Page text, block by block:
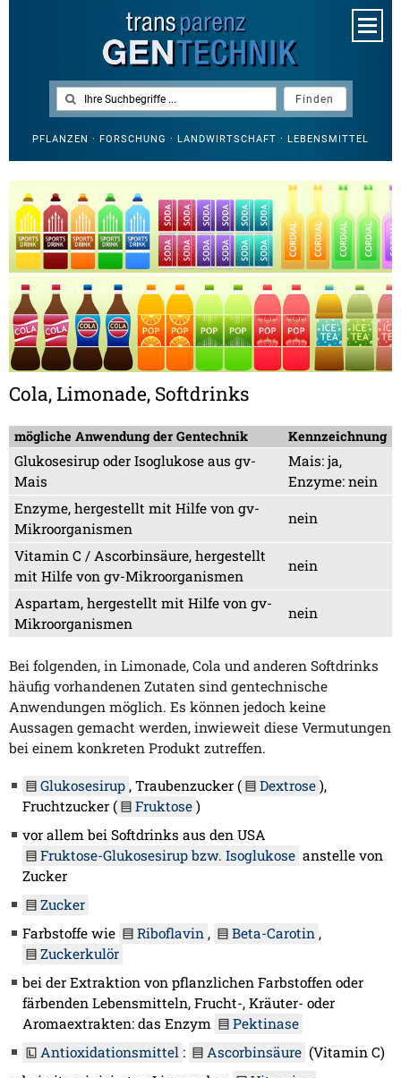
PFLANZEN · FORSCHUNG · LANDWIRTSCHAFT · LEBENSMITTEL
Cola, Limonade, Softdrinks
mögliche Anwendung der Gentechnik Kennzeichnung
Glukosesirup oder Isoglukose aus gv-
Mais
Mais: ja,
Enzyme: nein
Enzyme, hergestellt mit Hilfe von gv-
Mikroorganismen
nein
Vitamin C / Ascorbinsäure, hergestellt
mit Hilfe von gv-Mikroorganismen
nein
Aspartam, hergestellt mit Hilfe von gv-
Mikroorganismen
nein
Bei folgenden, in Limonade, Cola und anderen Softdrinks
häufig vorhandenen Zutaten sind gentechnische
Anwendungen möglich. Es können jedoch keine
Aussagen gemacht werden, inwieweit diese Vermutungen
bei einem konkreten Produkt zutreffen.
Glukosesirup , Traubenzucker ( Dextrose ),
Fruchtzucker (
Fruktose )
vor allem bei Softdrinks aus den USA
Fruktose-Glukosesirup bzw. Isoglukose anstelle von
Zucker
Zucker
Farbstoffe wie
Riboflavin , Beta-Carotin ,
Zuckerkulör
bei der Extraktion von pflanzlichen Farbstoffen oder
färbenden Lebensmitteln, Frucht-, Kräuter- oder
Aromaextrakten: das Enzym
Pektinase
Antioxidationsmittel : Ascorbinsäure (Vitamin C)